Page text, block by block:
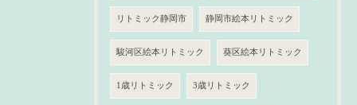
リトミック静岡市 静岡市絵本リトミック
駿河区絵本リトミック 葵区絵本リトミック
1歳リトミック 3歳リトミック